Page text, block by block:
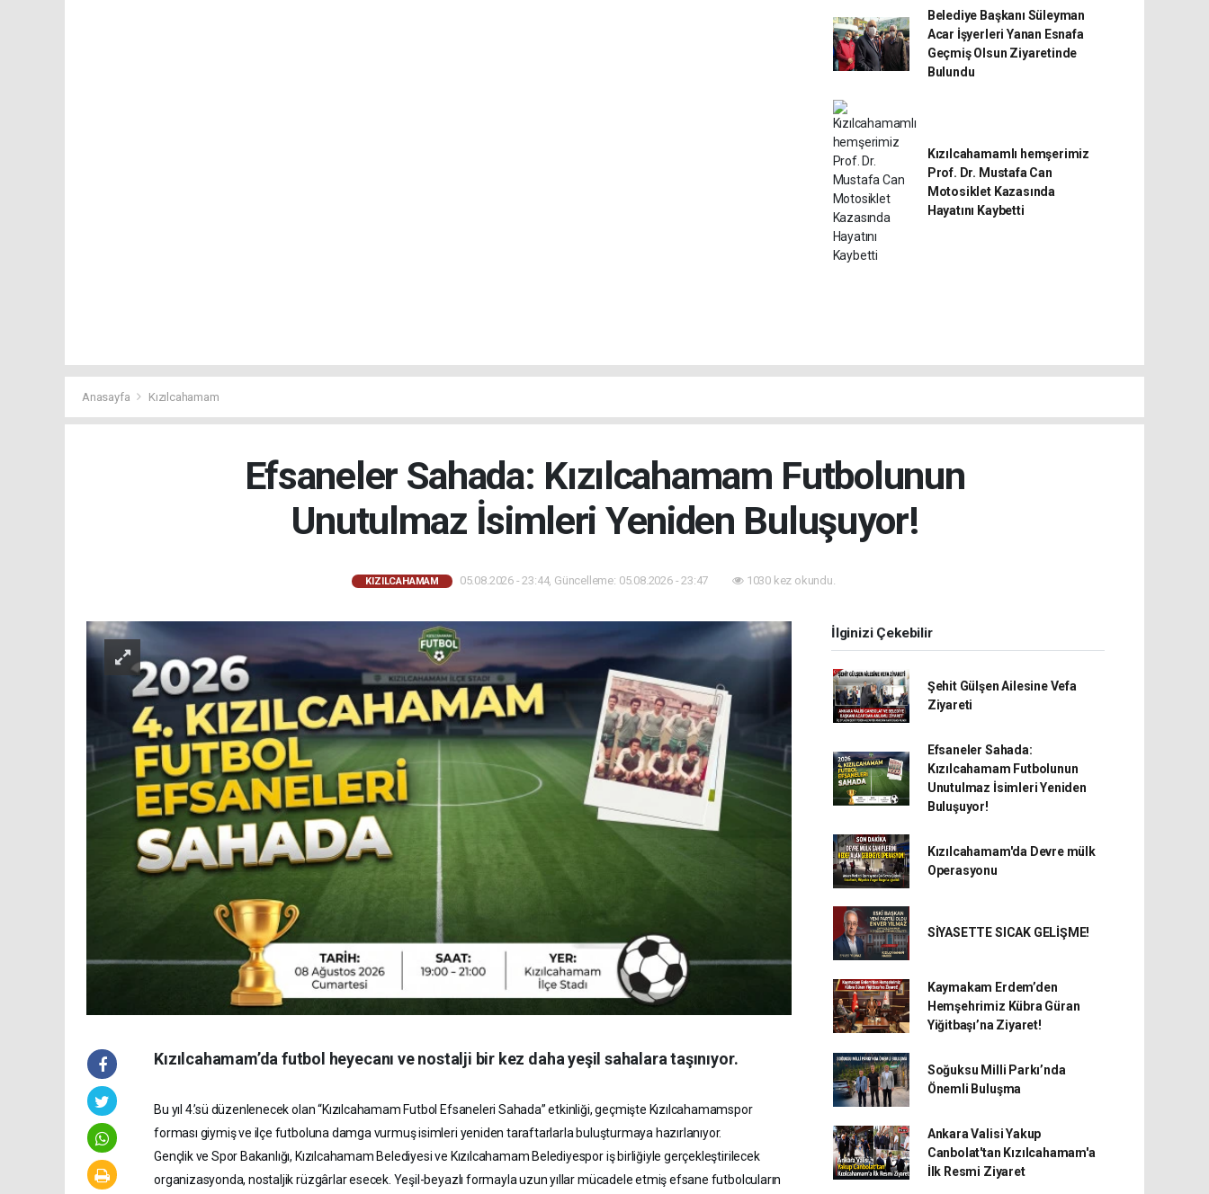
Belediye Başkanı Süleyman
Acar İşyerleri Yanan Esnafa
Geçmiş Olsun Ziyaretinde
Bulundu
Kızılcahamamlı hemşerimiz
Prof. Dr. Mustafa Can
Motosiklet Kazasında
Hayatını Kaybetti
Anasayfa Kızılcahamam
Efsaneler Sahada: Kızılcahamam Futbolunun
Unutulmaz İsimleri Yeniden Buluşuyor!
KIZILCAHAMAM 05.08.2026 - 23:44, Güncelleme: 05.08.2026 - 23:47 1030 kez okundu.
Kızılcahamam’da futbol heyecanı ve nostalji bir kez daha yeşil sahalara taşınıyor.
Bu yıl 4.’sü düzenlenecek olan “Kızılcahamam Futbol Efsaneleri Sahada” etkinliği, geçmişte Kızılcahamamspor
forması giymiş ve ilçe futboluna damga vurmuş isimleri yeniden taraftarlarla buluşturmaya hazırlanıyor.
Gençlik ve Spor Bakanlığı, Kızılcahamam Belediyesi ve Kızılcahamam Belediyespor iş birliğiyle gerçekleştirilecek
organizasyonda, nostaljik rüzgârlar esecek. Yeşil-beyazlı formayla uzun yıllar mücadele etmiş efsane futbolcuların
İlginizi Çekebilir
Şehit Gülşen Ailesine Vefa
Ziyareti
Efsaneler Sahada:
Kızılcahamam Futbolunun
Unutulmaz İsimleri Yeniden
Buluşuyor!
Kızılcahamam'da Devre mülk
Operasyonu
SİYASETTE SICAK GELİŞME!
Kaymakam Erdem’den
Hemşehrimiz Kübra Güran
Yiğitbaşı’na Ziyaret!
Soğuksu Milli Parkı’nda
Önemli Buluşma
Ankara Valisi Yakup
Canbolat'tan Kızılcahamam'a
İlk Resmi Ziyaret